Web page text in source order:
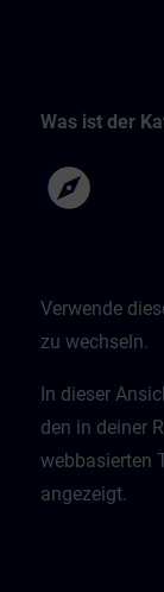
Was ist der
Verwende
zu wechseln.
In dieser
den in deiner
webbasierten
angezeigt.